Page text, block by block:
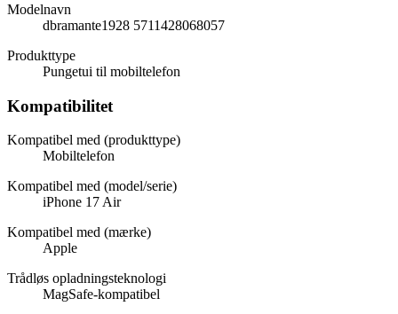
Modelnavn
dbramante1928 5711428068057
Produkttype
Pungetui til mobiltelefon
Kompatibilitet
Kompatibel med (produkttype)
Mobiltelefon
Kompatibel med (model/serie)
iPhone 17 Air
Kompatibel med (mærke)
Apple
Trådløs opladningsteknologi
MagSafe-kompatibel